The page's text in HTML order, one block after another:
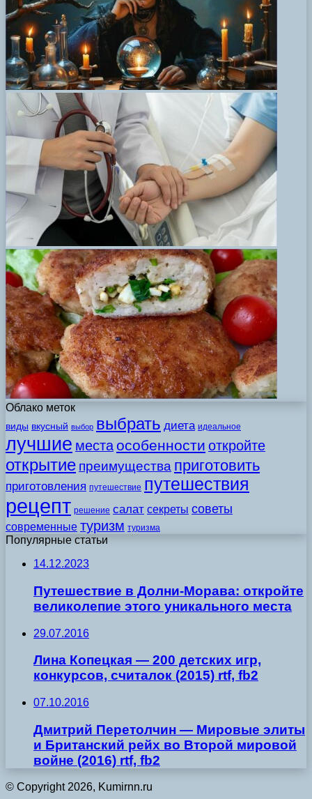
Облако меток
виды вкусный выбор выбрать диета идеальное
лучшие места особенности откройте
открытие преимущества приготовить
приготовления путешествие путешествия
рецепт решение салат секреты советы
современные туризм туризма
Популярные статьи
14.12.2023
Путешествие в Долни-Морава: откройте
великолепие этого уникального места
29.07.2016
Лина Копецкая — 200 детских игр,
конкурсов, считалок (2015) rtf, fb2
07.10.2016
Дмитрий Перетолчин — Мировые элиты
и Британский рейх во Второй мировой
войне (2016) rtf, fb2
© Copyright 2026, Kumirnn.ru